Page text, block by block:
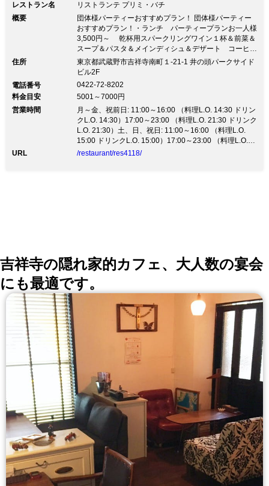
レストラン名
リストランテ プリミ・バチ
概要
団体様パーティーおすすめプラン！ 団体様パーティー
おすすめプラン！・ランチ パーティープランお一人様
3,500円～ 乾杯用スパークリングワイン１杯＆前菜＆
スープ＆パスタ＆メインディシュ＆デザート コーヒー
又は紅茶 ・ディナー 飲み放題付きコースプランお一
人様8,000円～ご予算に応じて承ります。 （２０名様～
ざいましたら、お問い合わせください。 上記の金額の
ほかに、サービス料５％と消費税を頂いております。
住所
東京都武蔵野市吉祥寺南町１-21-1 井の頭パークサイド
ビル2F
電話番号
0422-72-8202
料金目安
5001～7000円
営業時間
月～金、祝前日: 11:00～16:00 （料理L.O. 14:30 ドリン
クL.O. 14:30）17:00～23:00 （料理L.O. 21:30 ドリンク
L.O. 21:30）土、日、祝日: 11:00～16:00 （料理L.O.
15:00 ドリンクL.O. 15:00）17:00～23:00 （料理L.O.
21:30 ドリンクL.O. 21:30）
URL /restaurant/res4118/
吉祥寺の隠れ家的カフェ、大人数の宴会
にも最適です。